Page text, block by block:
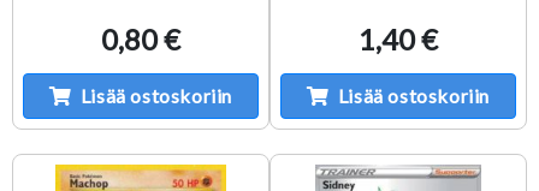
0,80 €
Lisää ostoskoriin
1,40 €
Lisää ostoskoriin